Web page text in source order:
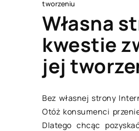
tworzeniu
Własna
kwestie
jej
Bez własnej strony
Otóż konsumenci
Dlatego chcąc